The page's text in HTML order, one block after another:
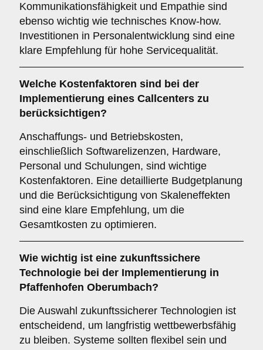
Kommunikationsfähigkeit und Empathie sind
ebenso wichtig wie technisches Know-how.
Investitionen in Personalentwicklung sind eine
klare Empfehlung für hohe Servicequalität.
Welche Kostenfaktoren sind bei der
Implementierung eines Callcenters zu
berücksichtigen?
Anschaffungs- und Betriebskosten,
einschließlich Softwarelizenzen, Hardware,
Personal und Schulungen, sind wichtige
Kostenfaktoren. Eine detaillierte Budgetplanung
und die Berücksichtigung von Skaleneffekten
sind eine klare Empfehlung, um die
Gesamtkosten zu optimieren.
Wie wichtig ist eine zukunftssichere
Technologie bei der Implementierung in
Pfaffenhofen Oberumbach?
Die Auswahl zukunftssicherer Technologien ist
entscheidend, um langfristig wettbewerbsfähig
zu bleiben. Systeme sollten flexibel sein und